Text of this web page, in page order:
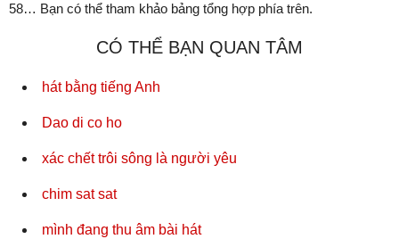
58… Bạn có thể tham khảo bảng tổng hợp phía trên.
CÓ THỂ BẠN QUAN TÂM
hát bằng tiếng Anh
Dao di co ho
xác chết trôi sông là người yêu
chim sat sat
mình đang thu âm bài hát